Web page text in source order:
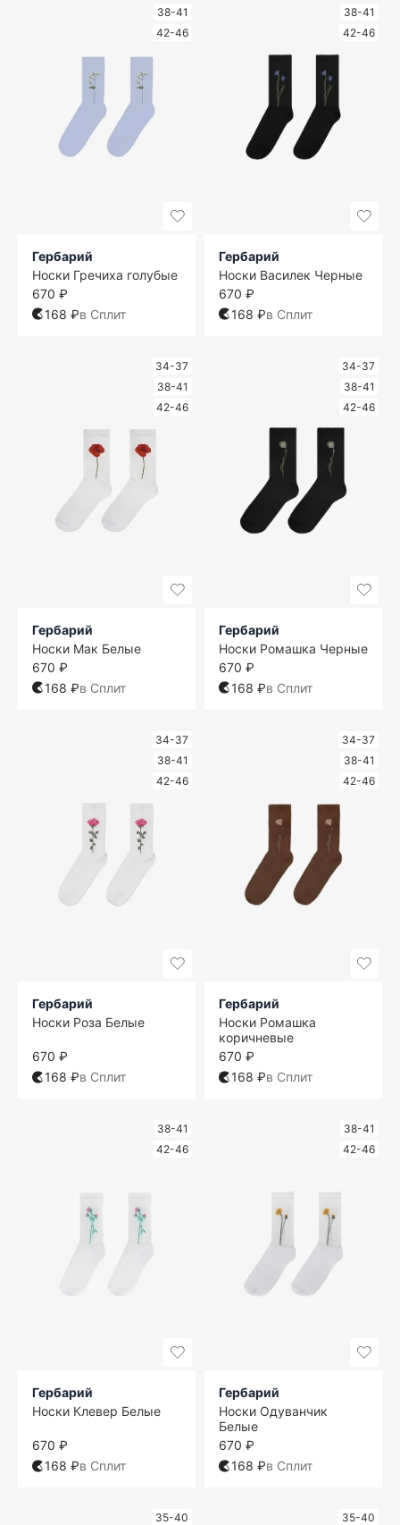
38-41
42-46
Гербарий
Носки Гречиха голубые
670 ₽
168 ₽в Сплит
38-41
42-46
Гербарий
Носки Василек Черные
670 ₽
168 ₽в Сплит
34-37
38-41
42-46
Гербарий
Носки Мак Белые
670 ₽
168 ₽в Сплит
34-37
38-41
42-46
Гербарий
Носки Ромашка Черные
670 ₽
168 ₽в Сплит
34-37
38-41
42-46
Гербарий
Носки Роза Белые
670 ₽
168 ₽в Сплит
34-37
38-41
42-46
Гербарий
Носки Ромашка
коричневые
670 ₽
168 ₽в Сплит
38-41
42-46
Гербарий
Носки Клевер Белые
670 ₽
168 ₽в Сплит
38-41
42-46
Гербарий
Носки Одуванчик
Белые
670 ₽
168 ₽в Сплит
35-40 35-40